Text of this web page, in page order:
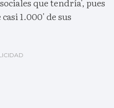
que tendría', pues
1.000' de sus